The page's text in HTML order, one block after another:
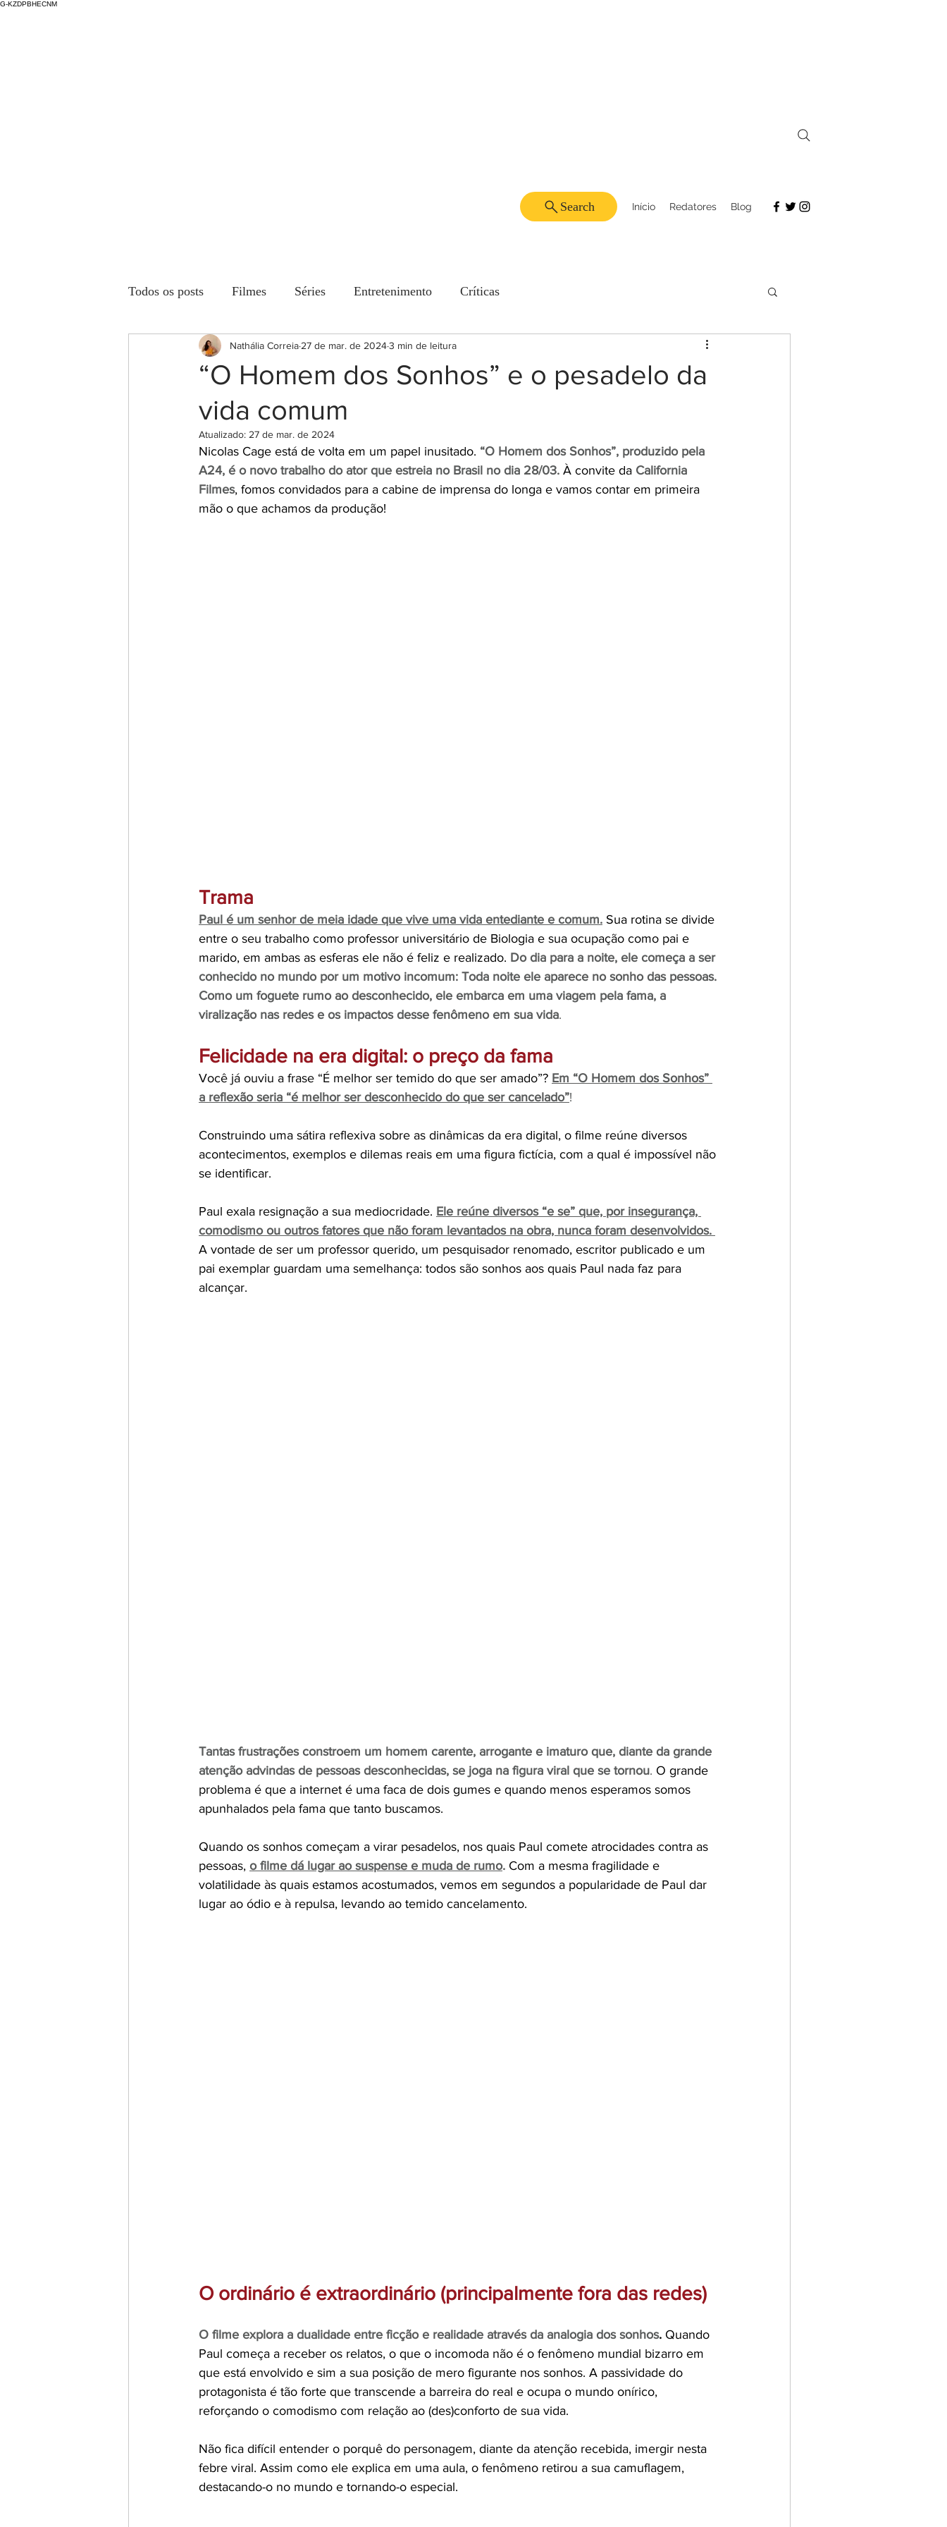
G-KZDPBHECNM
Início Redatores Blog
Search
Todos os posts Filmes Séries Entretenimento Críticas
“O Homem dos Sonhos” e o pesadelo da
vida comum
Nathália Correia 27 de mar. de 20243 min de leitura
Atualizado: 27 de mar. de 2024
Nicolas Cage está de volta em um papel inusitado. “O Homem dos Sonhos”, produzido pela
A24, é o novo trabalho do ator que estreia no Brasil no dia 28/03. À convite da California
Filmes, fomos convidados para a cabine de imprensa do longa e vamos contar em primeira
mão o que achamos da produção!
Trama
Paul é um senhor de meia idade que vive uma vida entediante e comum. Sua rotina se divide
entre o seu trabalho como professor universitário de Biologia e sua ocupação como pai e
marido, em ambas as esferas ele não é feliz e realizado. Do dia para a noite, ele começa a ser
conhecido no mundo por um motivo incomum: Toda noite ele aparece no sonho das pessoas.
Como um foguete rumo ao desconhecido, ele embarca em uma viagem pela fama, a
viralização nas redes e os impactos desse fenômeno em sua vida.
Felicidade na era digital: o preço da fama
Você já ouviu a frase “É melhor ser temido do que ser amado”? Em “O Homem dos Sonhos”
a reflexão seria “é melhor ser desconhecido do que ser cancelado”!
Construindo uma sátira reflexiva sobre as dinâmicas da era digital, o filme reúne diversos
acontecimentos, exemplos e dilemas reais em uma figura fictícia, com a qual é impossível não
se identificar.
Paul exala resignação a sua mediocridade. Ele reúne diversos “e se” que, por insegurança,
comodismo ou outros fatores que não foram levantados na obra, nunca foram desenvolvidos.
A vontade de ser um professor querido, um pesquisador renomado, escritor publicado e um
pai exemplar guardam uma semelhança: todos são sonhos aos quais Paul nada faz para
alcançar.
Tantas frustrações constroem um homem carente, arrogante e imaturo que, diante da grande
atenção advindas de pessoas desconhecidas, se joga na figura viral que se tornou. O grande
problema é que a internet é uma faca de dois gumes e quando menos esperamos somos
apunhalados pela fama que tanto buscamos.
Quando os sonhos começam a virar pesadelos, nos quais Paul comete atrocidades contra as
pessoas, o filme dá lugar ao suspense e muda de rumo. Com a mesma fragilidade e
volatilidade às quais estamos acostumados, vemos em segundos a popularidade de Paul dar
lugar ao ódio e à repulsa, levando ao temido cancelamento.
O ordinário é extraordinário (principalmente fora das redes)
O filme explora a dualidade entre ficção e realidade através da analogia dos sonhos. Quando
Paul começa a receber os relatos, o que o incomoda não é o fenômeno mundial bizarro em
que está envolvido e sim a sua posição de mero figurante nos sonhos. A passividade do
protagonista é tão forte que transcende a barreira do real e ocupa o mundo onírico,
reforçando o comodismo com relação ao (des)conforto de sua vida.
Não fica difícil entender o porquê do personagem, diante da atenção recebida, imergir nesta
febre viral. Assim como ele explica em uma aula, o fenômeno retirou a sua camuflagem,
destacando-o no mundo e tornando-o especial.